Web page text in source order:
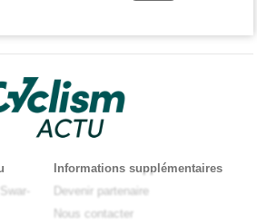
Informations supplémentaires
Devenir partenaire
Nous contacter